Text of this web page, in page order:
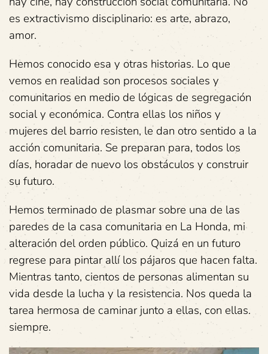
es extractivismo disciplinario: es arte, abrazo,
amor.
Hemos conocido esa y otras historias. Lo que
vemos en realidad son procesos sociales y
comunitarios en medio de lógicas de segregación
social y económica. Contra ellas los niños y
mujeres del barrio resisten, le dan otro sentido a la
acción comunitaria. Se preparan para, todos los
días, horadar de nuevo los obstáculos y construir
su futuro.
Hemos terminado de plasmar sobre una de las
paredes de la casa comunitaria en La Honda, mi
alteración del orden público. Quizá en un futuro
regrese para pintar allí los pájaros que hacen falta.
Mientras tanto, cientos de personas alimentan su
vida desde la lucha y la resistencia. Nos queda la
tarea hermosa de caminar junto a ellas, con ellas.
siempre.